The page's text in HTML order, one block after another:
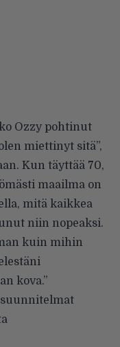
Ozzy pohtinut
miettinyt sitä”,
Kun täyttää 70,
maailma on
mitä kaikkea
niin nopeaksi.
kuin mihin
kova.”